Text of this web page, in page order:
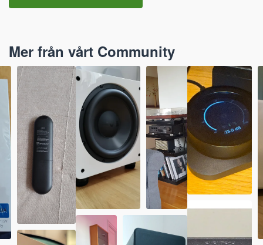
Mer från vårt Community